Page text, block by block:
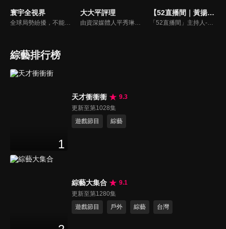
寰宇全視界
全球局勢紛擾，不能置身事外！主播任明玥主持，嶄新一季《寰宇全視界2.0》，集結各領域重磅嘉賓，犀利評論、深度視角，帶您洞悉世界局勢脈絡，開拓兩岸和國際新視野，《寰宇全視界2.0》，帶給您最具含金量的觀點。
大大平評理
由資深媒體人平秀琳所主持的時事討論節目，針對大眾關心的議題，邀請關鍵人物或意見領袖上節目，從各種角度深入剖析，並藉由多人的觀點交流，讓新聞事件的真相掏深一點，幫助觀眾了解當下最熱門的新聞議題，期使本節目成為台灣理性討論時事的典範。
【52直播間｜黃揚明】
「52直播間」主持人-黃揚明（剝雞）為您還原「新聞真相」，給您最重磅的新聞評論。
綜藝排行榜
1
天才衝衝衝
9.3
更新至第1028集
遊戲節目
綜藝
綜藝大集合
9.1
更新至第1280集
遊戲節目
戶外 綜藝 台灣